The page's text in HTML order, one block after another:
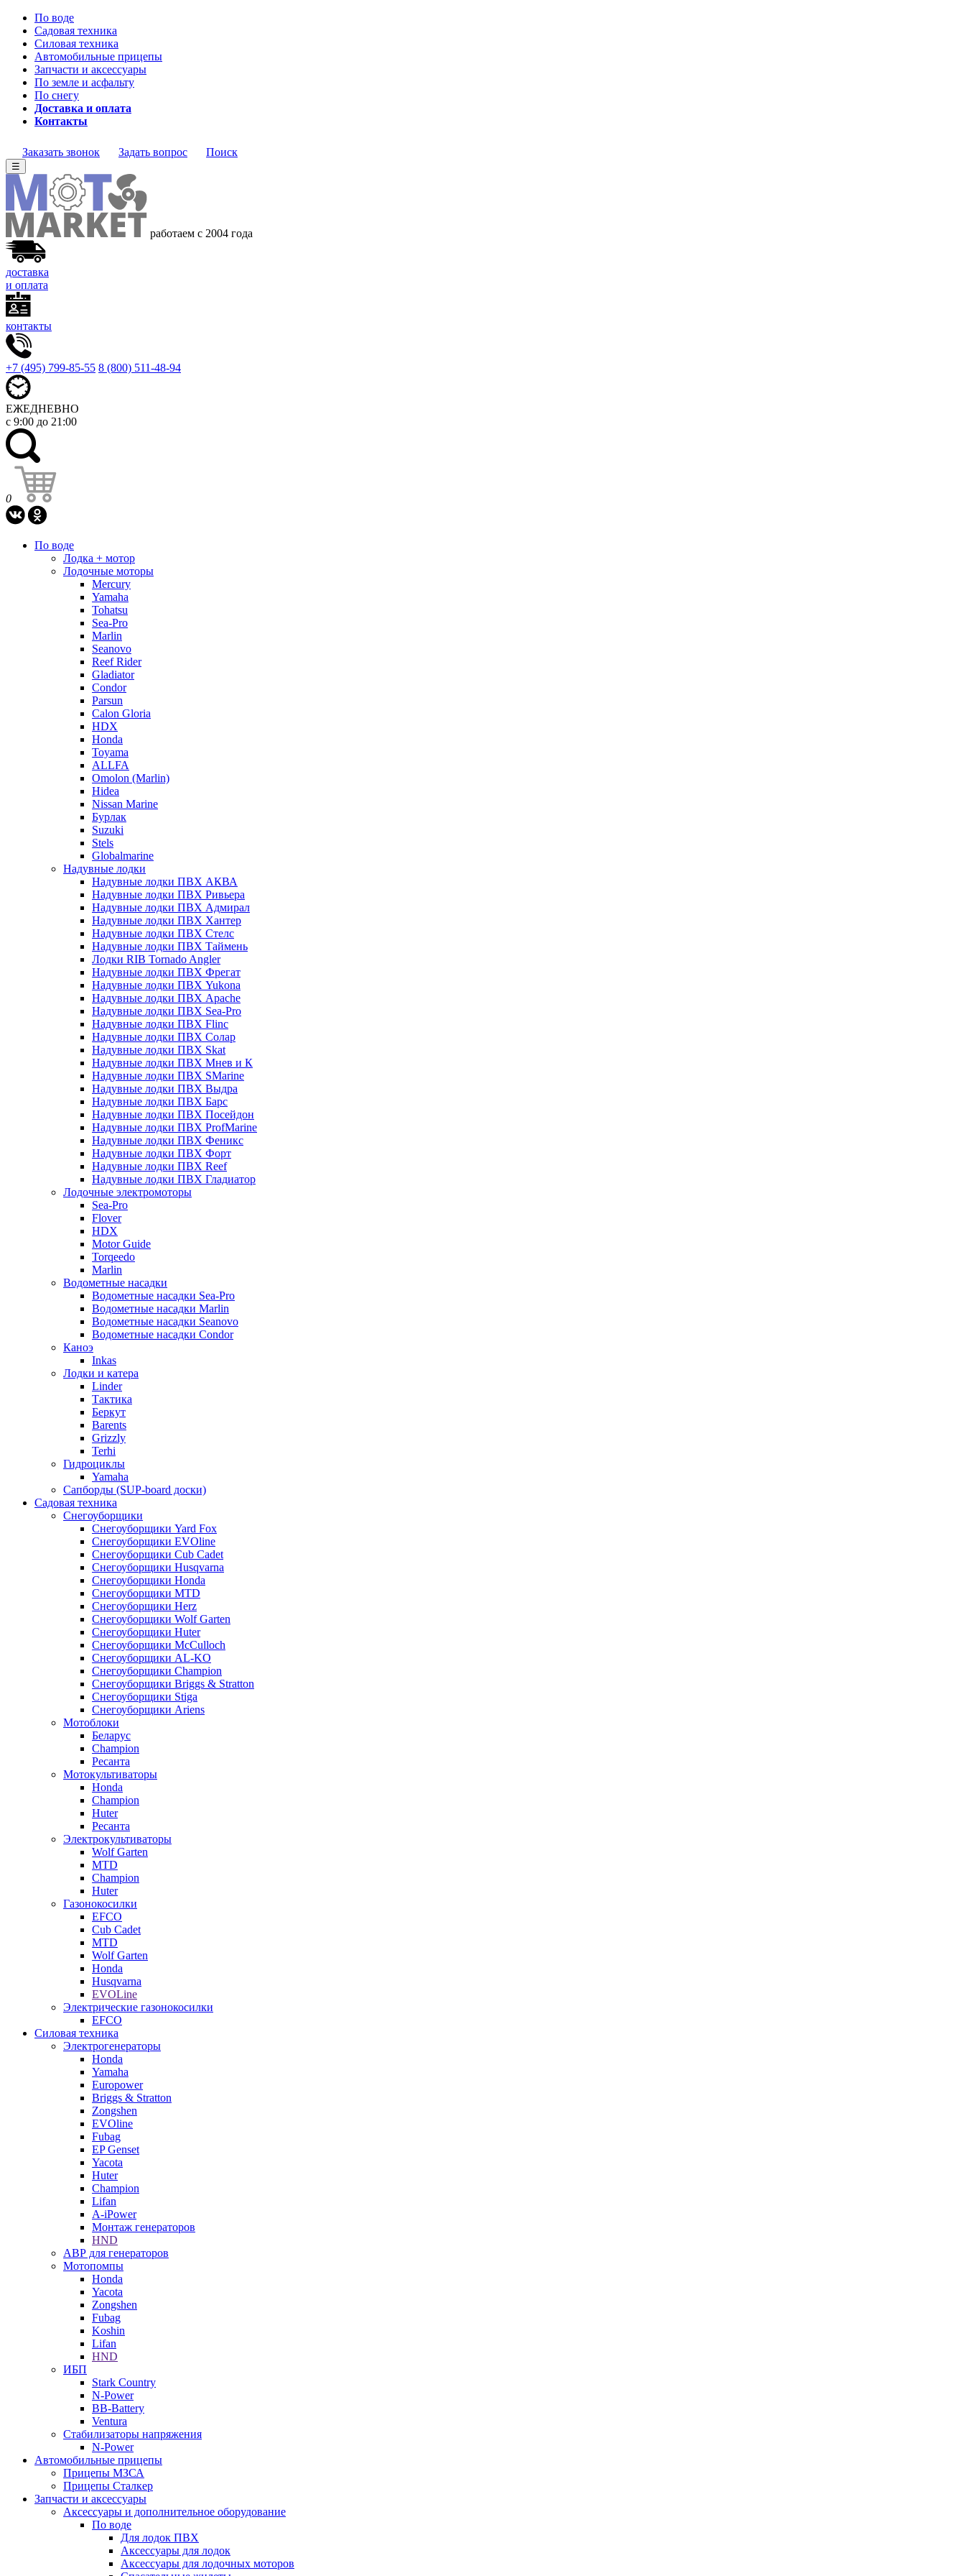
По воде
Садовая техника
Силовая техника
Автомобильные прицепы
Запчасти и аксессуары
По земле и асфальту
По снегу
Доставка и оплата
Контакты
Заказать звонок Задать вопрос Поиск
☰
работаем с 2004 года
доставка
и оплата
контакты
+7 (495) 799-85-55 8 (800) 511-48-94
ЕЖЕДНЕВНО
с 9:00 до 21:00
0
По воде
Лодка + мотор
Лодочные моторы
Mercury
Yamaha
Tohatsu
Sea-Pro
Marlin
Seanovo
Reef Rider
Gladiator
Condor
Parsun
Calon Gloria
HDX
Honda
Toyama
ALLFA
Omolon (Marlin)
Hidea
Nissan Marine
Бурлак
Suzuki
Stels
Globalmarine
Надувные лодки
Надувные лодки ПВХ АКВА
Надувные лодки ПВХ Ривьера
Надувные лодки ПВХ Адмирал
Надувные лодки ПВХ Хантер
Надувные лодки ПВХ Стелс
Надувные лодки ПВХ Таймень
Лодки RIB Tornado Angler
Надувные лодки ПВХ Фрегат
Надувные лодки ПВХ Yukona
Надувные лодки ПВХ Apache
Надувные лодки ПВХ Sea-Pro
Надувные лодки ПВХ Flinc
Надувные лодки ПВХ Солар
Надувные лодки ПВХ Skat
Надувные лодки ПВХ Мнев и К
Надувные лодки ПВХ SMarine
Надувные лодки ПВХ Выдра
Надувные лодки ПВХ Барс
Надувные лодки ПВХ Посейдон
Надувные лодки ПВХ ProfMarine
Надувные лодки ПВХ Феникс
Надувные лодки ПВХ Форт
Надувные лодки ПВХ Reef
Надувные лодки ПВХ Гладиатор
Лодочные электромоторы
Sea-Pro
Flover
HDX
Motor Guide
Torqeedo
Marlin
Водометные насадки
Водометные насадки Sea-Pro
Водометные насадки Marlin
Водометные насадки Seanovo
Водометные насадки Condor
Каноэ
Inkas
Лодки и катера
Linder
Тактика
Беркут
Barents
Grizzly
Terhi
Гидроциклы
Yamaha
Сапборды (SUP-board доски)
Садовая техника
Снегоуборщики
Снегоуборщики Yard Fox
Снегоуборщики EVOline
Снегоуборщики Cub Cadet
Снегоуборщики Husqvarna
Снегоуборщики Honda
Снегоуборщики MTD
Снегоуборщики Herz
Снегоуборщики Wolf Garten
Снегоуборщики Huter
Снегоуборщики McCulloch
Снегоуборщики AL-KO
Снегоуборщики Champion
Снегоуборщики Briggs & Stratton
Снегоуборщики Stiga
Снегоуборщики Ariens
Мотоблоки
Беларус
Champion
Ресанта
Мотокультиваторы
Honda
Champion
Huter
Ресанта
Электрокультиваторы
Wolf Garten
MTD
Champion
Huter
Газонокосилки
EFCO
Cub Cadet
MTD
Wolf Garten
Honda
Husqvarna
EVOLine
Электрические газонокосилки
EFCO
Силовая техника
Электрогенераторы
Honda
Yamaha
Europower
Briggs & Stratton
Zongshen
EVOline
Fubag
EP Genset
Yacota
Huter
Champion
Lifan
A-iPower
Монтаж генераторов
HND
АВР для генераторов
Мотопомпы
Honda
Yacota
Zongshen
Fubag
Koshin
Lifan
HND
ИБП
Stark Country
N-Power
BB-Battery
Ventura
Стабилизаторы напряжения
N-Power
Автомобильные прицепы
Прицепы МЗСА
Прицепы Сталкер
Запчасти и аксессуары
Аксессуары и дополнительное оборудование
По воде
Для лодок ПВХ
Аксессуары для лодок
Аксессуары для лодочных моторов